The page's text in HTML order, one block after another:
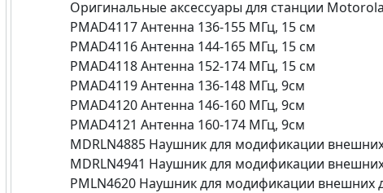
Оригинальные аксессуары для станции
PMAD4117 Антенна 136-155 МГц, 15 см
PMAD4116 Антенна 144-165 МГц, 15 см
PMAD4118 Антенна 152-174 МГц, 15 см
PMAD4119 Антенна 136-148 МГц, 9см
PMAD4120 Антенна 146-160 МГц, 9см
PMAD4121 Антенна 160-174 МГц, 9см
MDRLN4885 Наушник для модификации
MDRLN4941 Наушник для модификации
PMLN4620 Наушник для модификации